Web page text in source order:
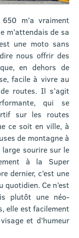
m’a vraiment
m’attendais de sa
une moto sans
nous offrir des
en dehors de
facile à vivre au
routes. Il s’agit
qui se
sur les routes
ce soit en ville, à
de montagne à
large sourire sur le
à la Super
dernier, c’est une
quotidien. Ce n’est
plutôt une néo-
elle est facilement
et d’humeur